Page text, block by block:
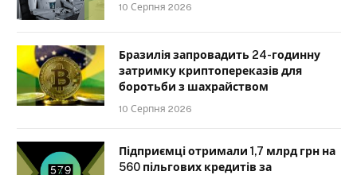
10 Серпня 2026
Бразилія запровадить 24-годинну
затримку криптопереказів для
боротьби з шахрайством
10 Серпня 2026
Підприємці отримали 1,7 млрд грн на
560 пільгових кредитів за